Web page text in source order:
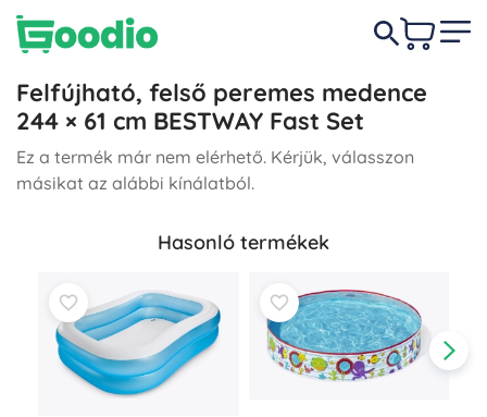
Felfújható, felső peremes medence
244 × 61 cm BESTWAY Fast Set
Ez a termék már nem elérhető. Kérjük, válasszon
másikat az alábbi kínálatból.
Hasonló termékek